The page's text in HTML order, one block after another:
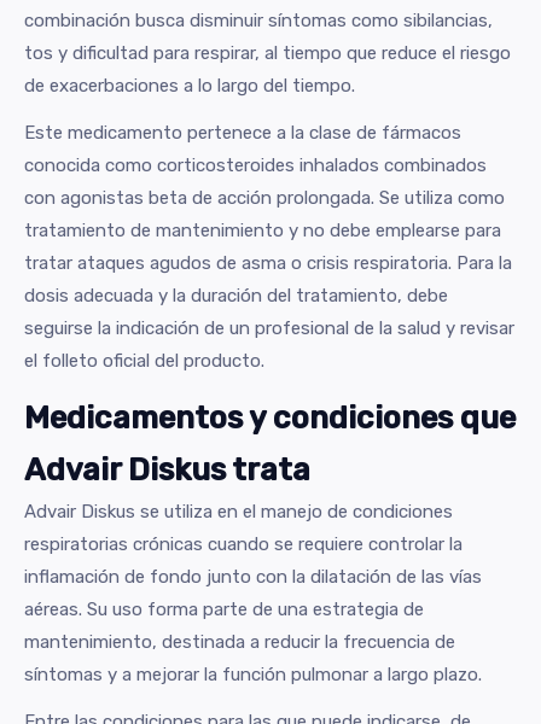
combinación busca disminuir síntomas como sibilancias,
tos y dificultad para respirar, al tiempo que reduce el riesgo
de exacerbaciones a lo largo del tiempo.
Este medicamento pertenece a la clase de fármacos
conocida como corticosteroides inhalados combinados
con agonistas beta de acción prolongada. Se utiliza como
tratamiento de mantenimiento y no debe emplearse para
tratar ataques agudos de asma o crisis respiratoria. Para la
dosis adecuada y la duración del tratamiento, debe
seguirse la indicación de un profesional de la salud y revisar
el folleto oficial del producto.
Medicamentos y condiciones que
Advair Diskus trata
Advair Diskus se utiliza en el manejo de condiciones
respiratorias crónicas cuando se requiere controlar la
inflamación de fondo junto con la dilatación de las vías
aéreas. Su uso forma parte de una estrategia de
mantenimiento, destinada a reducir la frecuencia de
síntomas y a mejorar la función pulmonar a largo plazo.